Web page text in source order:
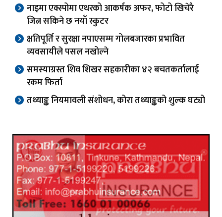
नाइमा एक्स्पोमा एथरको आकर्षक अफर, फोटो खिचेरै
जित्न सकिने छ नयाँ स्कुटर
क्षतिपूर्ति र सुरक्षा नपाएसम्म गोलबजारका प्रभावित
व्यवसायीले पसल नखोल्ने
समस्याग्रस्त शिव शिखर सहकारीका ४२ बचतकर्तालाई
रकम फिर्ता
तथ्याङ्क नियमावली संशोधन, कोरा तथ्याङ्कको शुल्क घट्यो